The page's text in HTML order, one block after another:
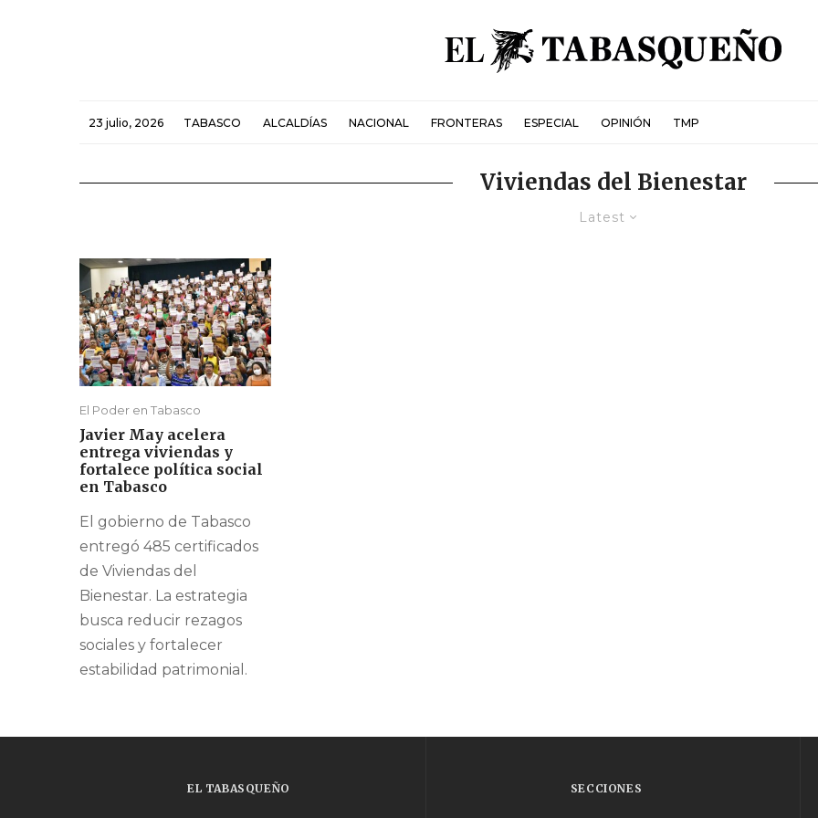
23 julio, 2026 TABASCO ALCALDÍAS NACIONAL FRONTERAS ESPECIAL OPINIÓN TMP
Viviendas del Bienestar
Latest
El Poder en Tabasco
Javier May acelera
entrega viviendas y
fortalece política social
en Tabasco
El gobierno de Tabasco
entregó 485 certificados
de Viviendas del
Bienestar. La estrategia
busca reducir rezagos
sociales y fortalecer
estabilidad patrimonial.
EL TABASQUEÑO SECCIONES